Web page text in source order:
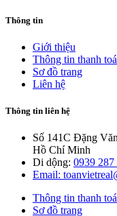
Thông tin
Giới thiệu
Thông tin thanh
Sơ đồ trang
Liên hệ
Thông tin liên hệ
Số 141C Đặng
Hồ Chí Minh
Di dộng: 0939 287
Email:
Thông tin thanh
Sơ đồ trang